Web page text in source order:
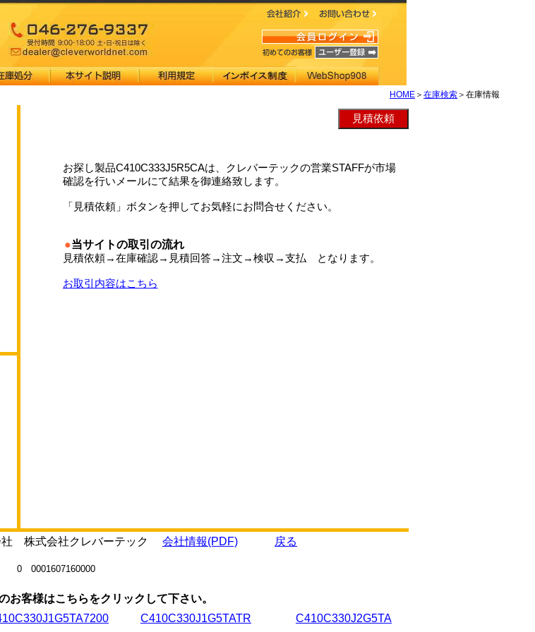
HOME ＞ 在庫検索 ＞在庫情報
お探し製品C410C333J5R5CAは、クレバーテックの営業STAFFが市場
確認を行いメールにて結果を御連絡致します。
「見積依頼」ボタンを押してお気軽にお問合せください。
●当サイトの取引の流れ
見積依頼→在庫確認→見積回答→注文→検収→支払 となります。
お取引内容はこちら
社 株式会社クレバーテック 会社情報(PDF) 戻る
0 0001607160000
お客様はこちらをクリックして下さい。
C410C330J1G5TATR C410C330J2G5TA